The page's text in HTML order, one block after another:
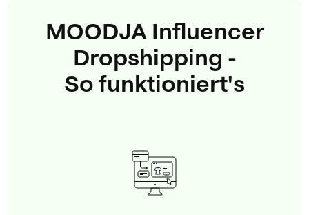
MOODJA Influencer
Dropshipping -
So funktioniert's